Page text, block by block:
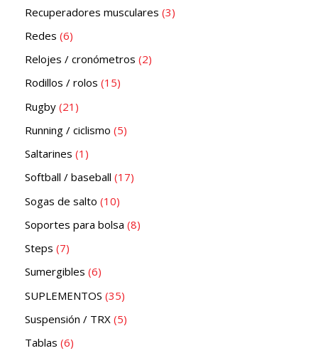
Recuperadores musculares 3
Redes 6
Relojes / cronómetros 2
Rodillos / rolos 15
Rugby 21
Running / ciclismo 5
Saltarines 1
Softball / baseball 17
Sogas de salto 10
Soportes para bolsa 8
Steps 7
Sumergibles 6
SUPLEMENTOS 35
Suspensión / TRX 5
Tablas 6